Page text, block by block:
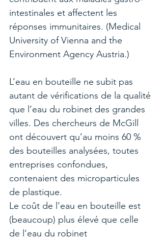
intestinales et affectent les
réponses immunitaires. (Medical
University of Vienna and the
Environment Agency Austria.)
L’eau en bouteille ne subit pas
autant de vérifications de la qualité
que l’eau du robinet des grandes
villes. Des chercheurs de McGill
ont découvert qu’au moins 60 %
des bouteilles analysées, toutes
entreprises confondues,
contenaient des microparticules
de plastique.
Le coût de l’eau en bouteille est
(beaucoup) plus élevé que celle
de l’eau du robinet